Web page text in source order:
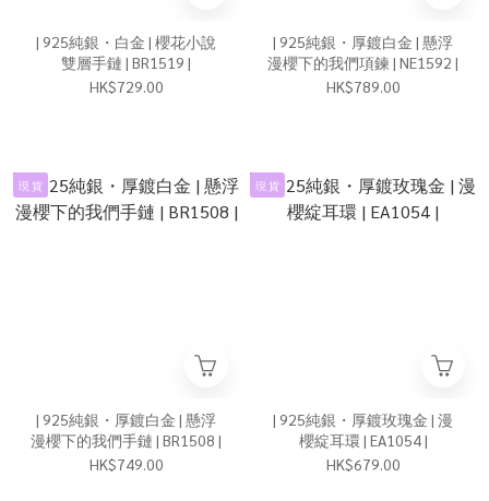
| 925純銀・白金 | 櫻花小說
雙層手鏈 | BR1519 |
HK$729.00
| 925純銀・厚鍍白金 | 懸浮
漫櫻下的我們項鍊 | NE1592 |
HK$789.00
現 貨
| 925純銀・厚鍍白金 | 懸浮
漫櫻下的我們手鏈 | BR1508 |
HK$749.00
現 貨
| 925純銀・厚鍍玫瑰金 | 漫
櫻綻耳環 | EA1054 |
HK$679.00